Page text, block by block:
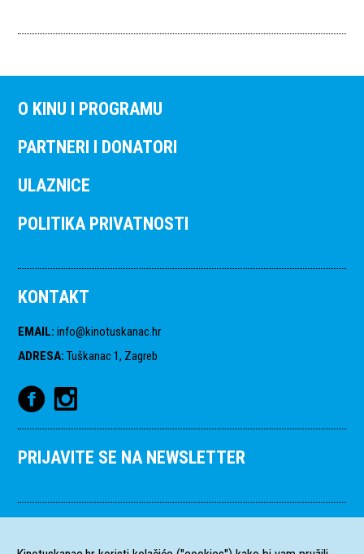
O KINU I PROGRAMU
PARTNERI I DONATORI
ULAZNICE
POLITIKA PRIVATNOSTI
KONTAKT
EMAIL: info@kinotuskanac.hr
ADRESA: Tuškanac 1, Zagreb
PRIJAVITE SE NA NEWSLETTER